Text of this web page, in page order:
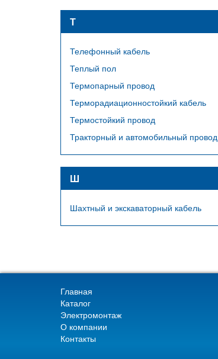
Т
Телефонный кабель
Теплый пол
Термопарный провод
Терморадиационностойкий кабель
Термостойкий провод
Тракторный и автомобильный провод
Ш
Шахтный и экскаваторный кабель
Главная
Каталог
Электромонтаж
О компании
Контакты